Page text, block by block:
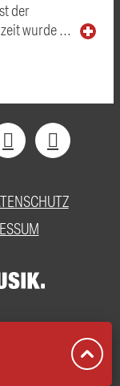
der
wurde …